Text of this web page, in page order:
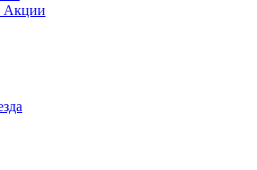
Акции